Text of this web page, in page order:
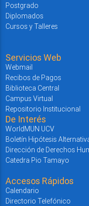
Postgrado
Diplomados
Cursos y Talleres
Servicios Web
Webmail
Recibos de Pagos
Biblioteca Central
Campus Virtual
Repositorio Institucional
De Interés
WorldMUN UCV
Boletín Hipótesis
Dirección de Derechos
Catedra Pio Tamayo
Accesos Rápidos
Calendario
Directorio Telefónico